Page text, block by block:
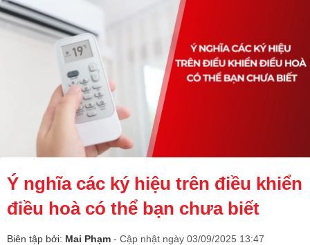
Ý nghĩa các ký hiệu trên điều khiển
điều hoà có thể bạn chưa biết
Biên tập bởi: Mai Phạm - Cập nhật ngày 03/09/2025 13:47